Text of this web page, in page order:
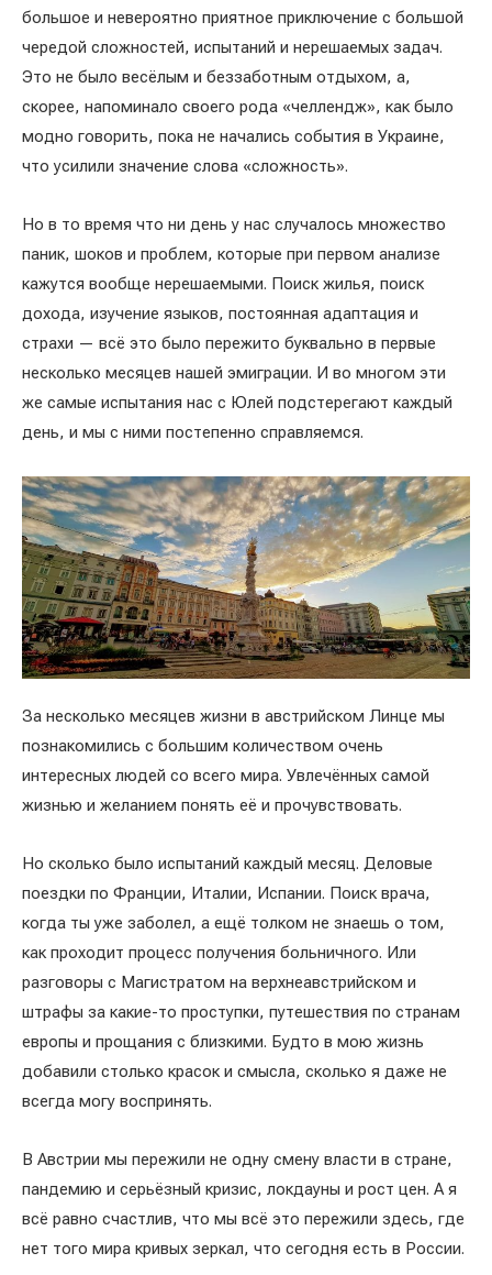
большое и невероятно приятное приключение с большой
чередой сложностей, испытаний и нерешаемых задач.
Это не было весёлым и беззаботным отдыхом, а,
скорее, напоминало своего рода «челлендж», как было
модно говорить, пока не начались события в Украине,
что усилили значение слова «сложность».
Но в то время что ни день у нас случалось множество
паник, шоков и проблем, которые при первом анализе
кажутся вообще нерешаемыми. Поиск жилья, поиск
дохода, изучение языков, постоянная адаптация и
страхи — всё это было пережито буквально в первые
несколько месяцев нашей эмиграции. И во многом эти
же самые испытания нас с Юлей подстерегают каждый
день, и мы с ними постепенно справляемся.
За несколько месяцев жизни в австрийском Линце мы
познакомились с большим количеством очень
интересных людей со всего мира. Увлечённых самой
жизнью и желанием понять её и прочувствовать.
Но сколько было испытаний каждый месяц. Деловые
поездки по Франции, Италии, Испании. Поиск врача,
когда ты уже заболел, а ещё толком не знаешь о том,
как проходит процесс получения больничного. Или
разговоры с Магистратом на верхнеавстрийском и
штрафы за какие-то проступки, путешествия по странам
европы и прощания с близкими. Будто в мою жизнь
добавили столько красок и смысла, сколько я даже не
всегда могу воспринять.
В Австрии мы пережили не одну смену власти в стране,
пандемию и серьёзный кризис, локдауны и рост цен. А я
всё равно счастлив, что мы всё это пережили здесь, где
нет того мира кривых зеркал, что сегодня есть в России.